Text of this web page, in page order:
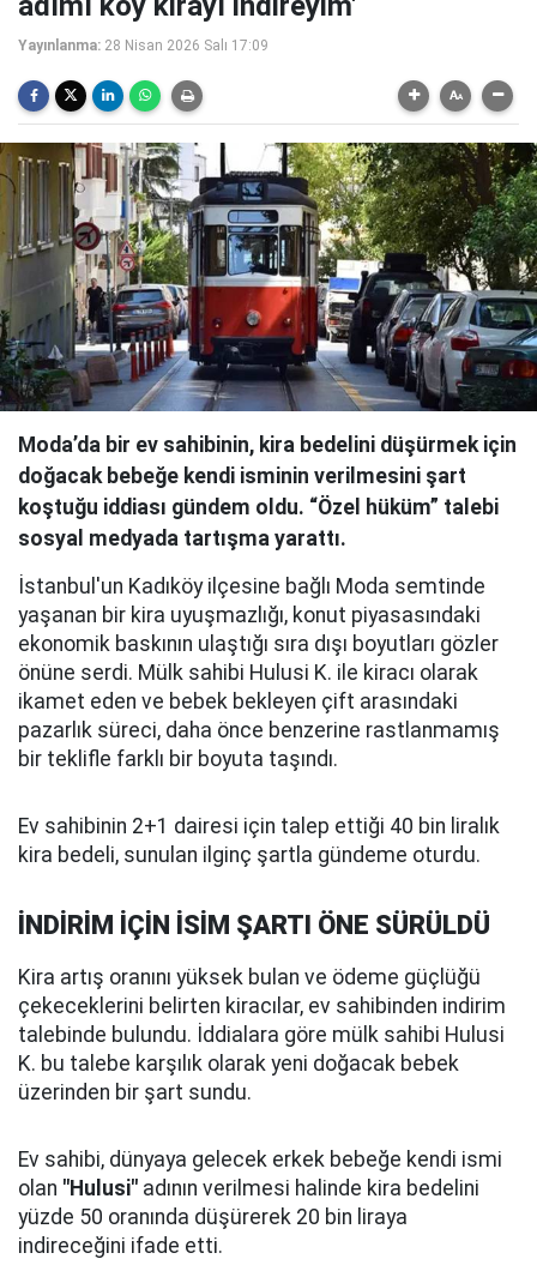
Yayınlanma: 28 Nisan 2026 Salı 17:09
Moda’da bir ev sahibinin, kira bedelini düşürmek için
doğacak bebeğe kendi isminin verilmesini şart
koştuğu iddiası gündem oldu. “Özel hüküm” talebi
sosyal medyada tartışma yarattı.
İstanbul'un Kadıköy ilçesine bağlı Moda semtinde
yaşanan bir kira uyuşmazlığı, konut piyasasındaki
ekonomik baskının ulaştığı sıra dışı boyutları gözler
önüne serdi. Mülk sahibi Hulusi K. ile kiracı olarak
ikamet eden ve bebek bekleyen çift arasındaki
pazarlık süreci, daha önce benzerine rastlanmamış
bir teklifle farklı bir boyuta taşındı.
Ev sahibinin 2+1 dairesi için talep ettiği 40 bin liralık
kira bedeli, sunulan ilginç şartla gündeme oturdu.
İNDİRİM İÇİN İSİM ŞARTI ÖNE SÜRÜLDÜ
Kira artış oranını yüksek bulan ve ödeme güçlüğü
çekeceklerini belirten kiracılar, ev sahibinden indirim
talebinde bulundu. İddialara göre mülk sahibi Hulusi
K. bu talebe karşılık olarak yeni doğacak bebek
üzerinden bir şart sundu.
Ev sahibi, dünyaya gelecek erkek bebeğe kendi ismi
olan "Hulusi" adının verilmesi halinde kira bedelini
yüzde 50 oranında düşürerek 20 bin liraya
indireceğini ifade etti.